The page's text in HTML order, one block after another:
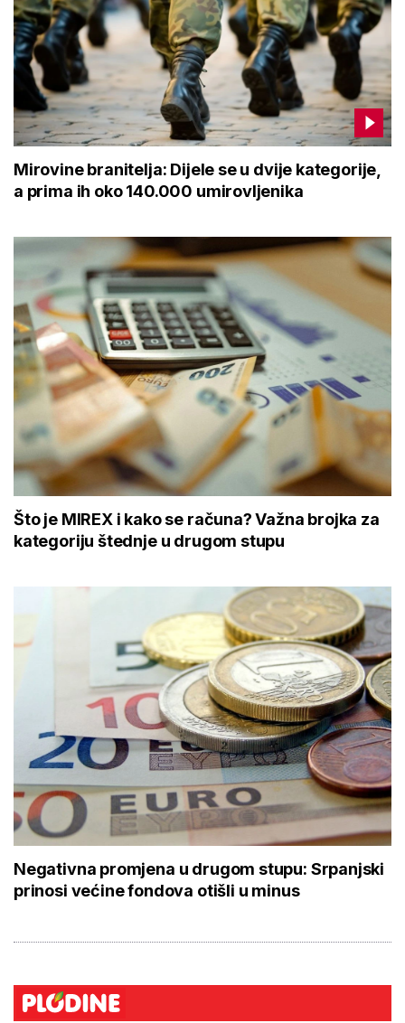
Mirovine branitelja: Dijele se u dvije kategorije,
a prima ih oko 140.000 umirovljenika
Što je MIREX i kako se računa? Važna brojka za
kategoriju štednje u drugom stupu
Negativna promjena u drugom stupu: Srpanjski
prinosi većine fondova otišli u minus